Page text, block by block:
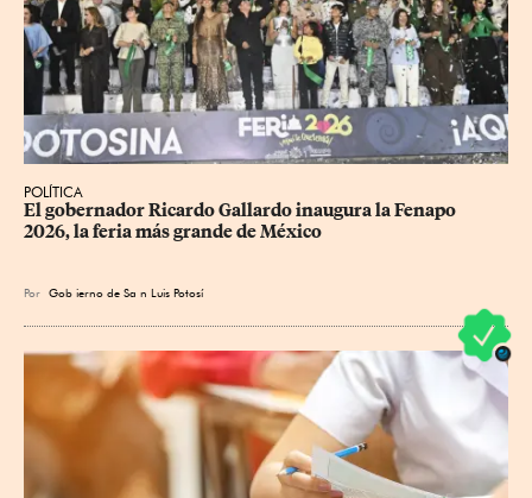
POLÍTICA
​El gobernador Ricardo Gallardo inaugura la Fenapo
2026, la feria más grande de México
Por Gob ierno de Sa n Luis Potosí